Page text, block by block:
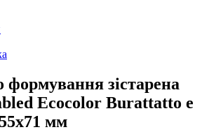
формування зістарена
Ecocolor Burattatto e
мм